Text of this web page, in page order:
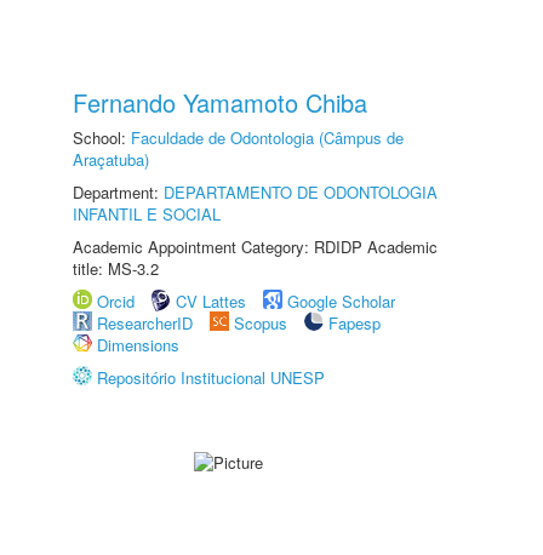
Fernando Yamamoto Chiba
School: Faculdade de Odontologia (Câmpus de
Araçatuba)
Department: DEPARTAMENTO DE ODONTOLOGIA
INFANTIL E SOCIAL
Academic Appointment Category: RDIDP Academic
title: MS-3.2
Orcid
CV Lattes
Google Scholar
ResearcherID
Scopus
Fapesp
Dimensions
Repositório Institucional UNESP